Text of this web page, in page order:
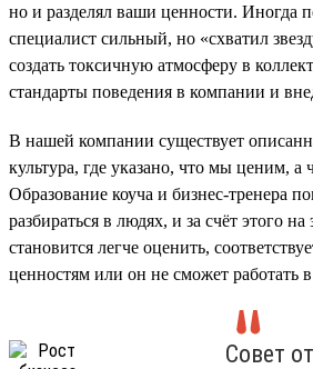
но и разделял ваши ценности. Иногда
специалист сильный, но «схватил
создать токсичную атмосферу в
стандарты поведения в компании и
В нашей компании существует
культура, где указано, что мы ценим, а
Образование коуча и бизнес-тренера
разбираться в людях, и за счёт этого на
становится легче оценить,
ценностям или он не сможет работать
Совет